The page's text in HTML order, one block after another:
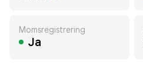
Momsregistrering
Ja